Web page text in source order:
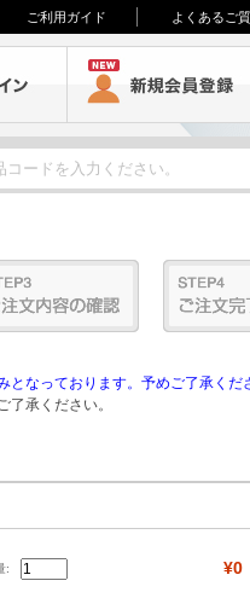
ご利用ガイド よくあるご
なっております。予めご了承くだ
承ください。
: ¥0